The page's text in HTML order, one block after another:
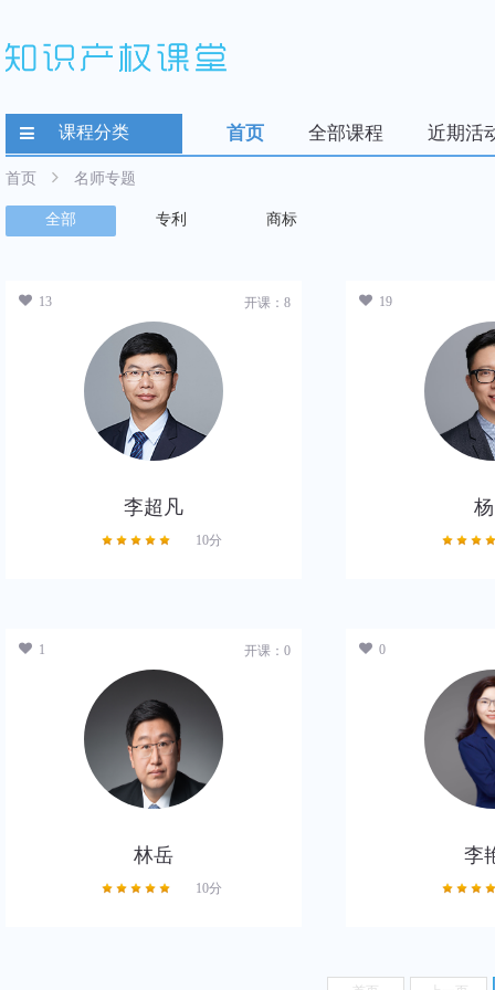
课程分类 首页 全部课程 近期活
首页 名师专题
全部 专利 商标
13 开课：8
李超凡
10分
19
1 开课：0
林岳
10分
0
李